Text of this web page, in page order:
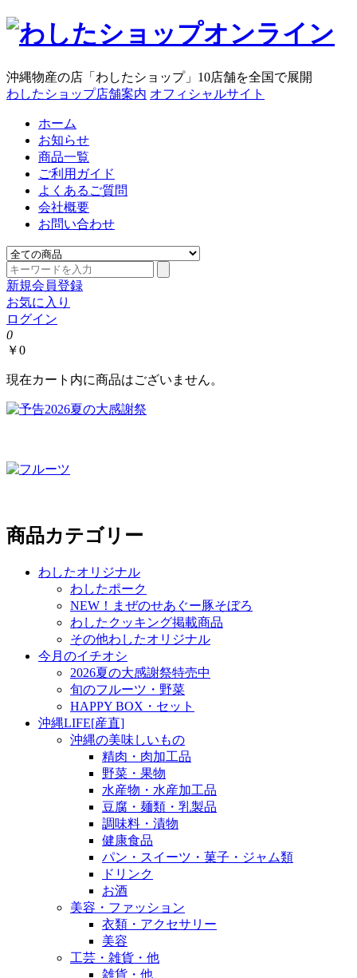
沖縄物産の店「わしたショップ」10店舗を全国で展開
わしたショップ店舗案内 オフィシャルサイト
ホーム
お知らせ
商品一覧
ご利用ガイド
よくあるご質問
会社概要
お問い合わせ
新規会員登録
お気に入り
ログイン
0
￥0
現在カート内に商品はございません。
商品カテゴリー
わしたオリジナル
わしたポーク
NEW！まぜのせあぐー豚そぼろ
わしたクッキング掲載商品
その他わしたオリジナル
今月のイチオシ
2026夏の大感謝祭特売中
旬のフルーツ・野菜
HAPPY BOX・セット
沖縄LIFE[産直]
沖縄の美味しいもの
精肉・肉加工品
野菜・果物
水産物・水産加工品
豆腐・麺類・乳製品
調味料・漬物
健康食品
パン・スイーツ・菓子・ジャム類
ドリンク
お酒
美容・ファッション
衣類・アクセサリー
美容
工芸・雑貨・他
雑貨・他